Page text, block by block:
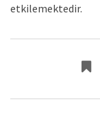
etkilemektedir.